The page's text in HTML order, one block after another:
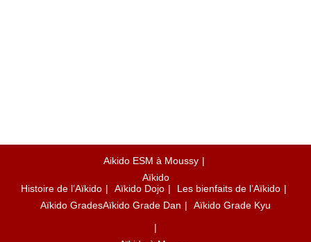
Aïkido
Les bienfaits de l’Aïkido
Aïkido Grades Aïkido Grade Dan Aïkido Grade Kyu
Aïkido à Moussy
Aïkido Adultes